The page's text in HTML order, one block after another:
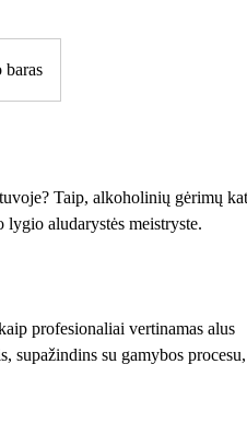
Taip, alkoholinių gėrimų
aludarystės meistryste.
profesionaliai vertinamas alus
supažindins su gamybos